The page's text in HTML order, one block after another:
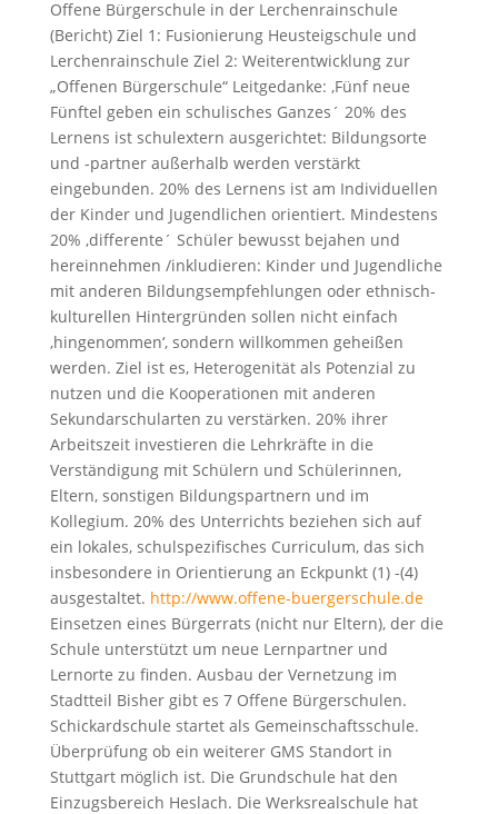
Offene Bürgerschule in der Lerchenrainschule
(Bericht) Ziel 1: Fusionierung Heusteigschule und
Lerchenrainschule Ziel 2: Weiterentwicklung zur
„Offenen Bürgerschule“ Leitgedanke: ,Fünf neue
Fünftel geben ein schulisches Ganzes´ 20% des
Lernens ist schulextern ausgerichtet: Bildungsorte
und -partner außerhalb werden verstärkt
eingebunden. 20% des Lernens ist am Individuellen
der Kinder und Jugendlichen orientiert. Mindestens
20% ,differente´ Schüler bewusst bejahen und
hereinnehmen /inkludieren: Kinder und Jugendliche
mit anderen Bildungsempfehlungen oder ethnisch-
kulturellen Hintergründen sollen nicht einfach
,hingenommen‘, sondern willkommen geheißen
werden. Ziel ist es, Heterogenität als Potenzial zu
nutzen und die Kooperationen mit anderen
Sekundarschularten zu verstärken. 20% ihrer
Arbeitszeit investieren die Lehrkräfte in die
Verständigung mit Schülern und Schülerinnen,
Eltern, sonstigen Bildungspartnern und im
Kollegium. 20% des Unterrichts beziehen sich auf
ein lokales, schulspezifisches Curriculum, das sich
insbesondere in Orientierung an Eckpunkt (1) -(4)
ausgestaltet. http://www.offene-buergerschule.de
Einsetzen eines Bürgerrats (nicht nur Eltern), der die
Schule unterstützt um neue Lernpartner und
Lernorte zu finden. Ausbau der Vernetzung im
Stadtteil Bisher gibt es 7 Offene Bürgerschulen.
Schickardschule startet als Gemeinschaftsschule.
Überprüfung ob ein weiterer GMS Standort in
Stuttgart möglich ist. Die Grundschule hat den
Einzugsbereich Heslach. Die Werksrealschule hat